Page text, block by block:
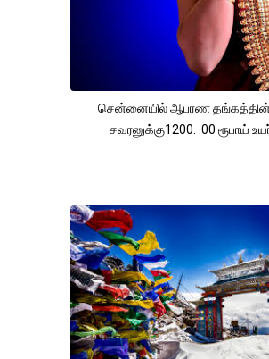
சென்னையில் ஆபரண தங்கத்தின்
சவரனுக்கு1200. .00 ரூபாய்